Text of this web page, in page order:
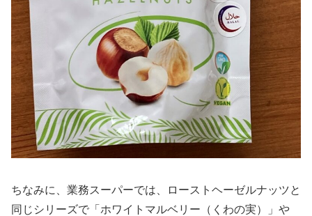
ちなみに、業務スーパーでは、ローストヘーゼルナッツと
同じシリーズで「ホワイトマルベリー（くわの実）」や